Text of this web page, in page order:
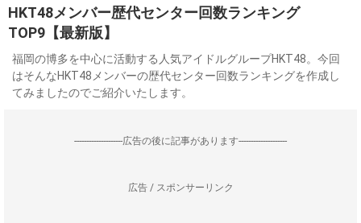
HKT48メンバー歴代センター回数ランキング
TOP9【最新版】
福岡の博多を中心に活動する人気アイドルグループHKT48。今回
はそんなHKT48メンバーの歴代センター回数ランキングを作成し
てみましたのでご紹介いたします。
--------------------広告の後に記事があります--------------------
広告 / スポンサーリンク